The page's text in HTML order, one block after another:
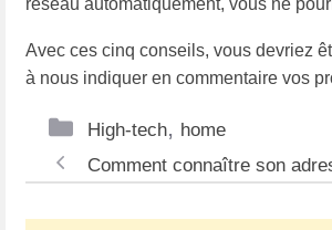
réseau automatiquement, vous ne
Avec ces cinq conseils, vous devriez
à nous indiquer en commentaire vos
Catégories
High-tech, home
Navigation
Comment connaître son